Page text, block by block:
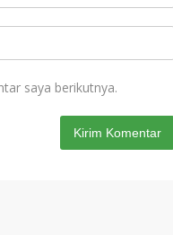
saya berikutnya.